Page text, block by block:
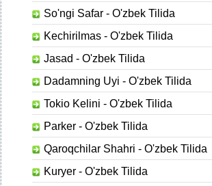
So'ngi Safar - O'zbek Tilida
Kechirilmas - O'zbek Tilida
Jasad - O'zbek Tilida
Dadamning Uyi - O'zbek Tilida
Tokio Kelini - O'zbek Tilida
Parker - O'zbek Tilida
Qaroqchilar Shahri - O'zbek Tilida
Kuryer - O'zbek Tilida